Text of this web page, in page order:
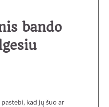
bando
kad jų šuo ar